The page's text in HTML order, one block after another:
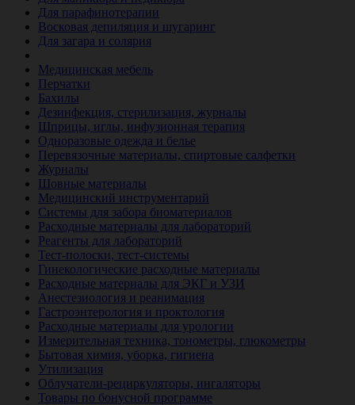
Для парафинотерапии
Восковая депиляция и шугаринг
Для загара и солярия
Медицинская мебель
Перчатки
Бахилы
Дезинфекция, стерилизация, журналы
Шприцы, иглы, инфузионная терапия
Одноразовые одежда и белье
Перевязочные материалы, спиртовые салфетки
Журналы
Шовные материалы
Медицинский инструментарий
Системы для забора биоматериалов
Расходные материалы для лабораторий
Реагенты для лабораторий
Тест-полоски, тест-системы
Гинекологические расходные материалы
Расходные материалы для ЭКГ и УЗИ
Анестезиология и реанимация
Гастроэнтерология и проктология
Расходные материалы для урологии
Измерительная техника, тонометры, глюкометры
Бытовая химия, уборка, гигиена
Утилизация
Облучатели-рециркуляторы, ингаляторы
Товары по бонусной программе